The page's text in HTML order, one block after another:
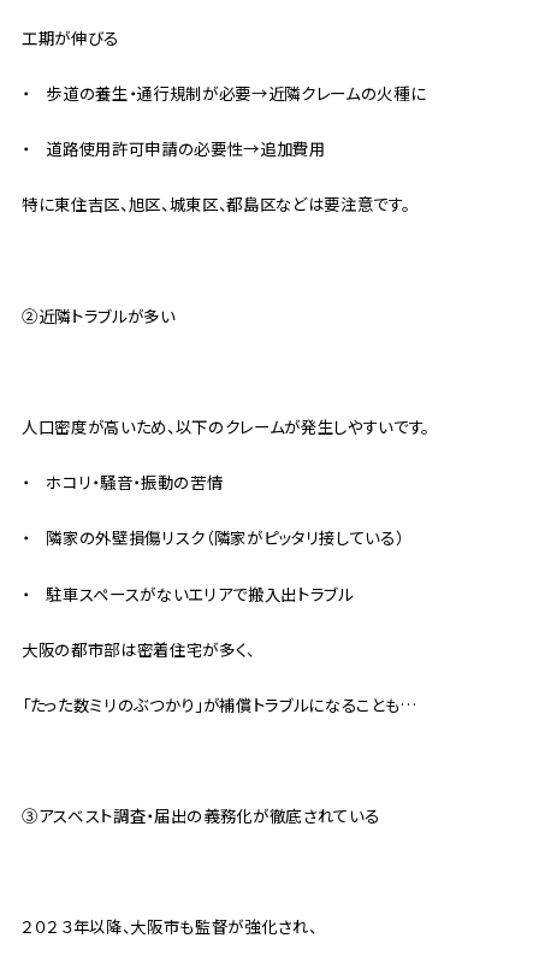
工期が伸びる
・ 歩道の養生・通行規制が必要→近隣クレームの火種に
・ 道路使用許可申請の必要性→追加費用
特に東住吉区、旭区、城東区、都島区などは要注意です。
②近隣トラブルが多い
人口密度が高いため、以下のクレームが発生しやすいです。
・ ホコリ・騒音・振動の苦情
・ 隣家の外壁損傷リスク（隣家がピッタリ接している）
・ 駐車スペースがないエリアで搬入出トラブル
大阪の都市部は密着住宅が多く、
「たった数ミリのぶつかり」が補償トラブルになることも…
③アスベスト調査・届出の義務化が徹底されている
２０２３年以降、大阪市も監督が強化され、